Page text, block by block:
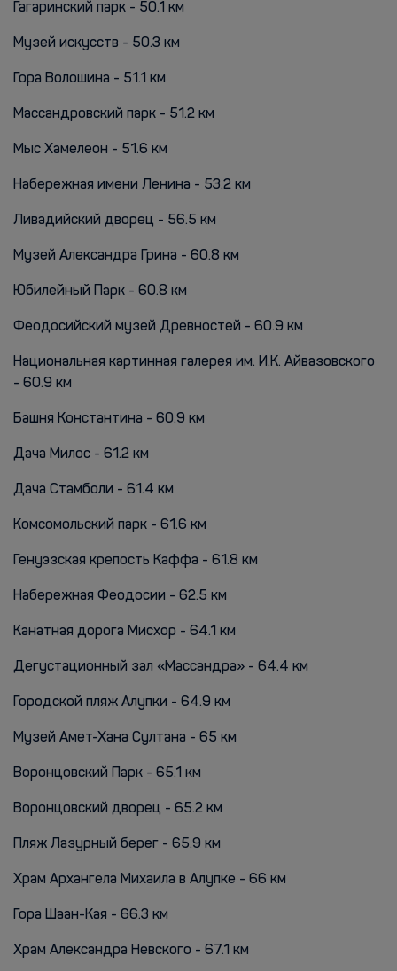
Гагаринский парк - 50.1 км
Музей искусств - 50.3 км
Гора Волошина - 51.1 км
Массандровский парк - 51.2 км
Мыс Хамелеон - 51.6 км
Набережная имени Ленина - 53.2 км
Ливадийский дворец - 56.5 км
Музей Александра Грина - 60.8 км
Юбилейный Парк - 60.8 км
Феодосийский музей Древностей - 60.9 км
Национальная картинная галерея им. И.К. Айвазовского
- 60.9 км
Башня Константина - 60.9 км
Дача Милос - 61.2 км
Дача Стамболи - 61.4 км
Комсомольский парк - 61.6 км
Генуэзская крепость Каффа - 61.8 км
Набережная Феодосии - 62.5 км
Канатная дорога Мисхор - 64.1 км
Дегустационный зал «Массандра» - 64.4 км
Городской пляж Алупки - 64.9 км
Музей Амет-Хана Султана - 65 км
Воронцовский Парк - 65.1 км
Воронцовский дворец - 65.2 км
Пляж Лазурный берег - 65.9 км
Храм Архангела Михаила в Алупке - 66 км
Гора Шаан-Кая - 66.3 км
Храм Александра Невского - 67.1 км